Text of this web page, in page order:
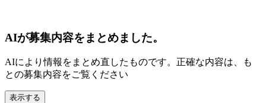
AIが募集内容をまとめました。
AIにより情報をまとめ直したものです。正確な内容は、も
との募集内容をご覧ください
表示する